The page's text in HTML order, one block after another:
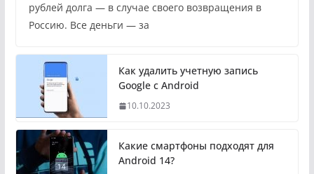
рублей долга — в случае своего возвращения в
Россию. Все деньги — за
Как удалить учетную запись
Google с Android
10.10.2023
Какие смартфоны подходят для
Android 14?